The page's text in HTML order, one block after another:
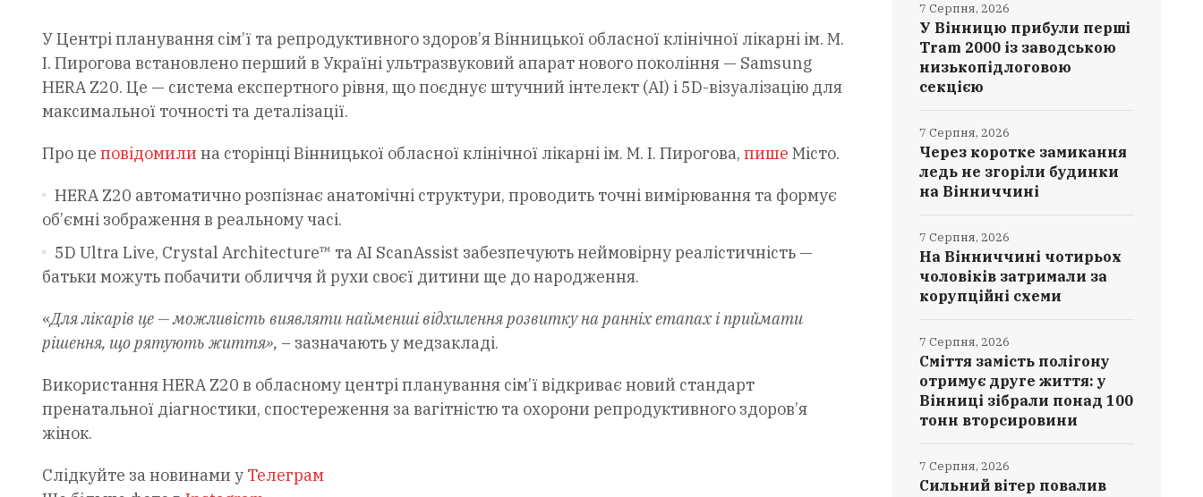
У Центрі планування сім’ї та репродуктивного здоров’я Вінницької обласної клінічної лікарні ім. М.
І. Пирогова встановлено перший в Україні ультразвуковий апарат нового покоління — Samsung
HERA Z20. Це — система експертного рівня, що поєднує штучний інтелект (AI) і 5D-візуалізацію для
максимальної точності та деталізації.
Про це повідомили на сторінці Вінницької обласної клінічної лікарні ім. М. І. Пирогова, пише Місто.
HERA Z20 автоматично розпізнає анатомічні структури, проводить точні вимірювання та формує
об’ємні зображення в реальному часі.
5D Ultra Live, Crystal Architecture™ та AI ScanAssist забезпечують неймовірну реалістичність —
батьки можуть побачити обличчя й рухи своєї дитини ще до народження.
«Для лікарів це — можливість виявляти найменші відхилення розвитку на ранніх етапах і приймати
рішення, що рятують життя», – зазначають у медзакладі.
Використання HERA Z20 в обласному центрі планування сім’ї відкриває новий стандарт
пренатальної діагностики, спостереження за вагітністю та охорони репродуктивного здоров’я
жінок.
Слідкуйте за новинами у Телеграм
У Вінницю прибули перші
Tram 2000 із заводською
низькопідлоговою
секцією
7 Серпня, 2026
Через коротке замикання
ледь не згоріли будинки
на Вінниччині
7 Серпня, 2026
На Вінниччині чотирьох
чоловіків затримали за
корупційні схеми
7 Серпня, 2026
Сміття замість полігону
отримує друге життя: у
Вінниці зібрали понад 100
тонн вторсировини
7 Серпня, 2026
Сильний вітер повалив
7 Серпня, 2026